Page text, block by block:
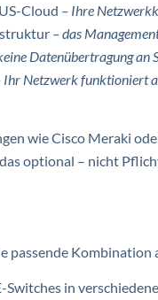
Cloud – Ihre
– das
Datenübertragung an
Ihr Netzwerk funktioniert
wie Cisco Meraki
optional – nicht
passende
Switches in